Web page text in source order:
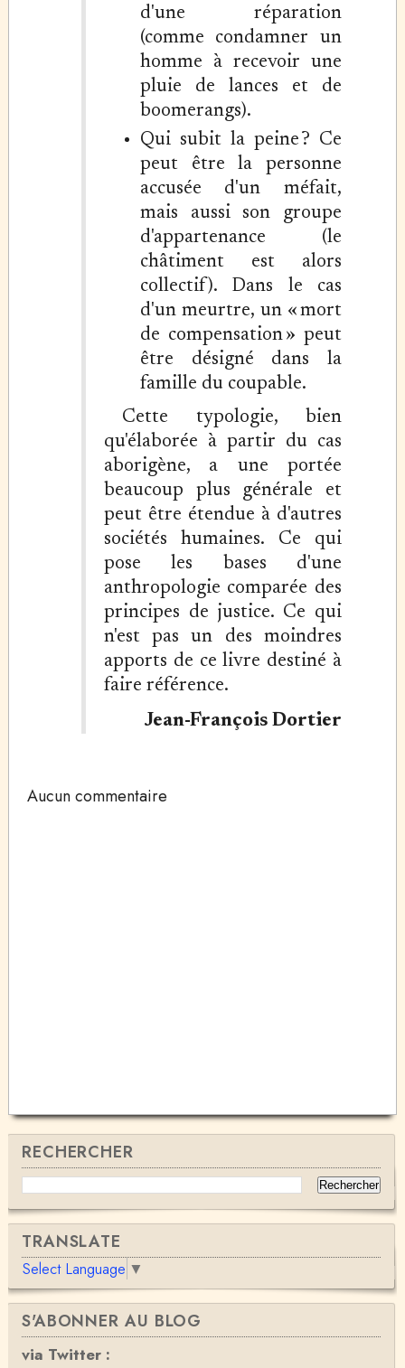
d'une réparation
(comme condamner un
homme à recevoir une
pluie de lances et de
boomerangs).
Qui subit la peine ? Ce
peut être la personne
accusée d'un méfait,
mais aussi son groupe
d'appartenance (le
châtiment est alors
collectif). Dans le cas
d'un meurtre, un « mort
de compensation » peut
être désigné dans la
famille du coupable.
Cette typologie, bien
qu'élaborée à partir du cas
aborigène, a une portée
beaucoup plus générale et
peut être étendue à d'autres
sociétés humaines. Ce qui
pose les bases d'une
anthropologie comparée des
principes de justice. Ce qui
n'est pas un des moindres
apports de ce livre destiné à
faire référence.
Jean-François Dortier
Aucun commentaire
RECHERCHER
TRANSLATE
Select Language ▼
S'ABONNER AU BLOG
via Twitter :